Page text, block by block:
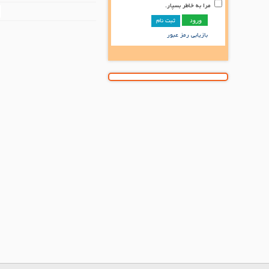
مرا به خاطر بسپار.
ثبت نام
بازیابی رمز عبور